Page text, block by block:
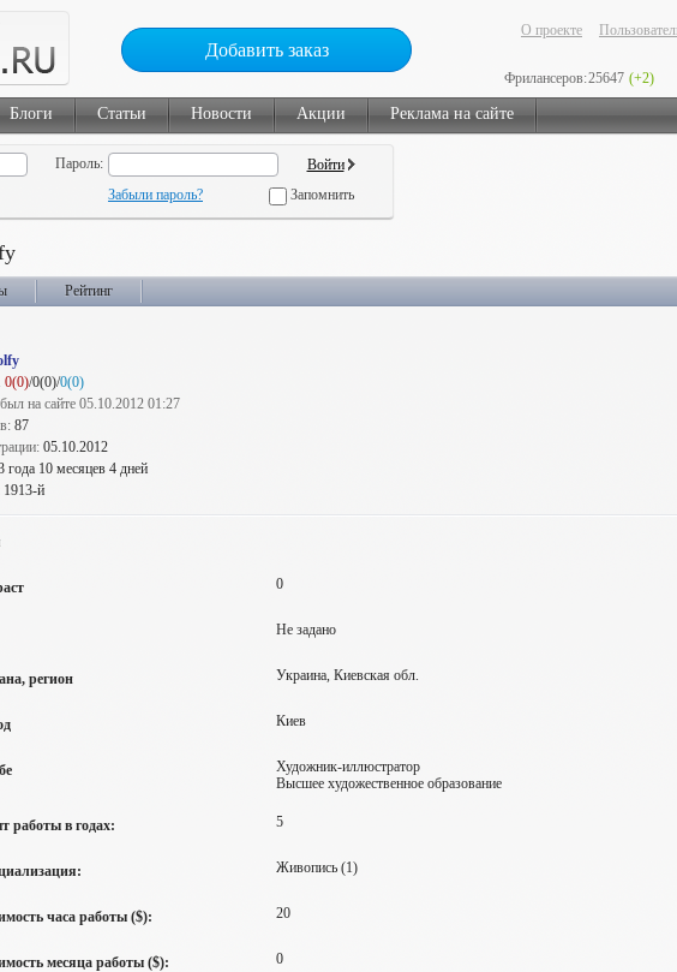
Добавить заказ
О проекте
Фрилансеров:25647 (+2)
Блоги Статьи Новости Акции Реклама на сайте
Пароль:
Забыли пароль? Запомнить
Рейтинг
0(0)/0(0)/0(0)
на сайте 05.10.2012 01:27
87
05.10.2012
года 10 месяцев 4 дней
1913-й
0
Не задано
регион Украина, Киевская обл.
Киев
Художник-иллюстратор
Высшее художественное образование
работы в годах: 5
Живопись (1)
часа работы ($): 20
месяца работы ($): 0